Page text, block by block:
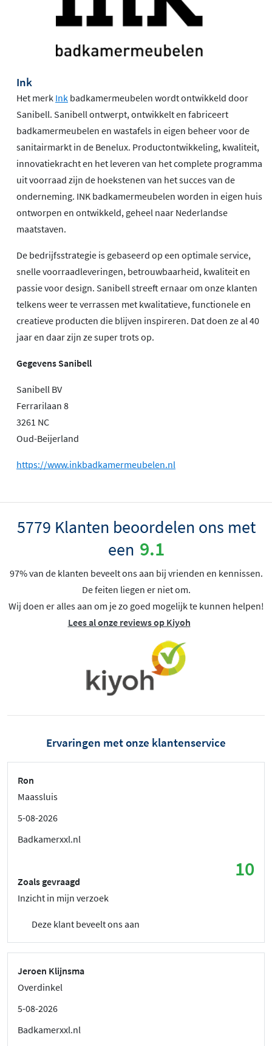
Ink
Het merk Ink badkamermeubelen wordt ontwikkeld door
Sanibell. Sanibell ontwerpt, ontwikkelt en fabriceert
badkamermeubelen en wastafels in eigen beheer voor de
sanitairmarkt in de Benelux. Productontwikkeling, kwaliteit,
innovatiekracht en het leveren van het complete programma
uit voorraad zijn de hoekstenen van het succes van de
onderneming. INK badkamermeubelen worden in eigen huis
ontworpen en ontwikkeld, geheel naar Nederlandse
maatstaven.
De bedrijfsstrategie is gebaseerd op een optimale service,
snelle voorraadleveringen, betrouwbaarheid, kwaliteit en
passie voor design. Sanibell streeft ernaar om onze klanten
telkens weer te verrassen met kwalitatieve, functionele en
creatieve producten die blijven inspireren. Dat doen ze al 40
jaar en daar zijn ze super trots op.
Gegevens Sanibell
Sanibell BV
Ferrarilaan 8
3261 NC
Oud-Beijerland
https://www.inkbadkamermeubelen.nl
5779 Klanten beoordelen ons met
een 9.1
97% van de klanten beveelt ons aan bij vrienden en kennissen.
De feiten liegen er niet om.
Wij doen er alles aan om je zo goed mogelijk te kunnen helpen!
Lees al onze reviews op Kiyoh
Ervaringen met onze klantenservice
Ron
Maassluis
5-08-2026
Badkamerxxl.nl
10
Zoals gevraagd
Inzicht in mijn verzoek
Deze klant beveelt ons aan
Jeroen Klijnsma
Overdinkel
5-08-2026
Badkamerxxl.nl